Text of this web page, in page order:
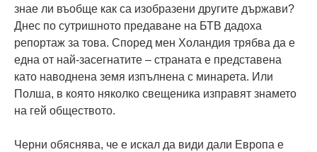
знае ли въобще как са изобразени другите държави?
Днес по сутришното предаване на БТВ дадоха
репортаж за това. Според мен Холандия трябва да е
една от най-засегнатите – страната е представена
като наводнена земя изпълнена с минарета. Или
Полша, в която няколко свещеника изправят знамето
на гей обществото.
Черни обяснява, че е искал да види дали Европа е